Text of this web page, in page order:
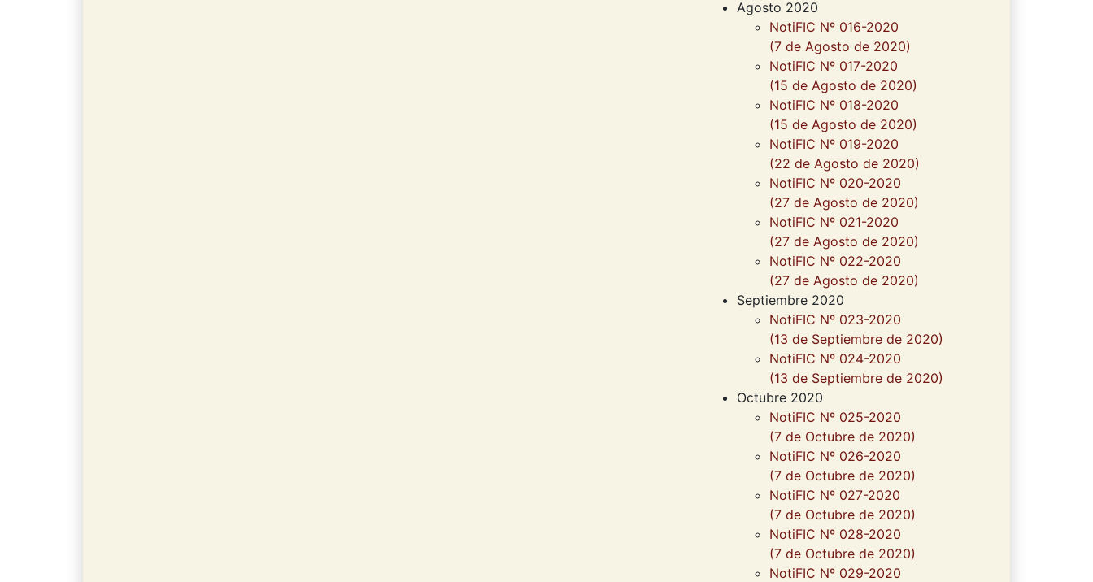
Agosto 2020
NotiFIC Nº 016-2020
(7 de Agosto de 2020)
NotiFIC Nº 017-2020
(15 de Agosto de 2020)
NotiFIC Nº 018-2020
(15 de Agosto de 2020)
NotiFIC Nº 019-2020
(22 de Agosto de 2020)
NotiFIC Nº 020-2020
(27 de Agosto de 2020)
NotiFIC Nº 021-2020
(27 de Agosto de 2020)
NotiFIC Nº 022-2020
(27 de Agosto de 2020)
Septiembre 2020
NotiFIC Nº 023-2020
(13 de Septiembre de 2020)
NotiFIC Nº 024-2020
(13 de Septiembre de 2020)
Octubre 2020
NotiFIC Nº 025-2020
(7 de Octubre de 2020)
NotiFIC Nº 026-2020
(7 de Octubre de 2020)
NotiFIC Nº 027-2020
(7 de Octubre de 2020)
NotiFIC Nº 028-2020
(7 de Octubre de 2020)
NotiFIC Nº 029-2020